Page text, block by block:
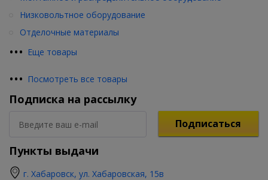
••• Еще товары
Низковольтное оборудование
Отделочные материалы
••• Посмотреть все товары
Подписка на рассылку
Подписаться
Пункты выдачи
г. Хабаровск, ул. Хабаровская, 15в